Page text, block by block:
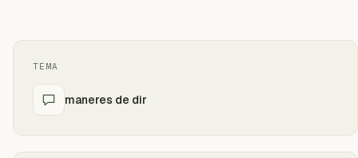
TEMA
maneres de dir